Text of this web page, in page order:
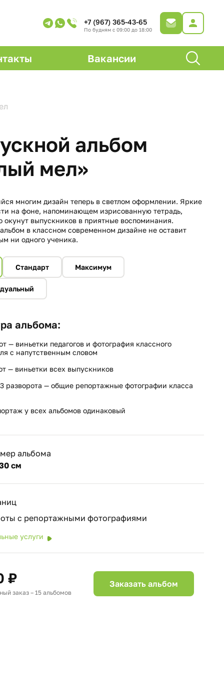
+7 (967) 365-43-65
По будням с 09:00 до 18:00
Вакансии
альбом
мел»
многим дизайн теперь в светлом оформлении. Яркие
на фоне, напоминающем изрисованную тетрадь,
окунут выпускников в приятные воспоминания.
в классном современном дизайне не оставит
ни одного ученика.
Стандарт Максимум
альбома:
— виньетки педагогов и фотография классного
с напутственным словом
— виньетки всех выпускников
разворота — общие репортажные фотографии класса
у всех альбомов одинаковый
альбома
см
с репортажными фотографиями
услуги
₽
заказ – 15 альбомов
Заказать альбом